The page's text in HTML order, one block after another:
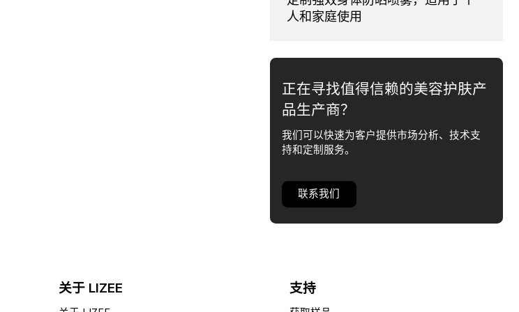
人和家庭使用
正在寻找值得信赖的美容护肤产
品生产商？
我们可以快速为客户提供市场分析、技术支
持和定制服务。
联系我们
关于 LIZEE 支持